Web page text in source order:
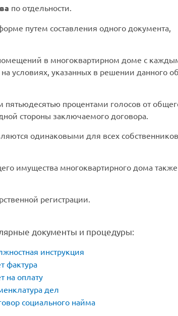
по отдельности.
путем составления одного документа,
в многоквартирном доме с
условиях, указанных в решении данного
процентами голосов от
стороны заключаемого договора.
одинаковыми для всех собственников
имущества многоквартирного дома также
регистрации.
документы и процедуры:
инструкция
фактура
на оплату
дел
социального найма